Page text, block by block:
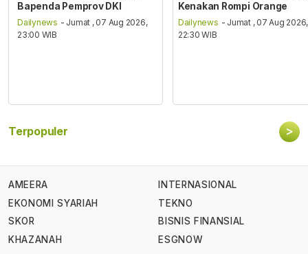
Bapenda Pemprov DKI
Dailynews - Jumat , 07 Aug 2026,
23:00 WIB
Kenakan Rompi Orange
Dailynews - Jumat , 07 Aug 2026,
22:30 WIB
Terpopuler >
AMEERA
EKONOMI SYARIAH
SKOR
KHAZANAH
INTERNASIONAL
TEKNO
BISNIS FINANSIAL
ESGNOW